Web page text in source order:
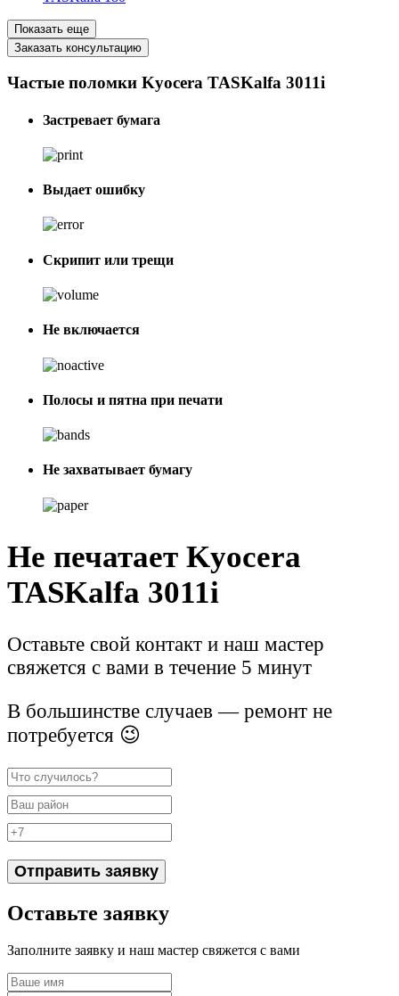
Показать еще
Заказать консультацию
Частые поломки Kyocera TASKalfa 3011i
Застревает бумага
Выдает ошибку
Скрипит или трещи
Не включается
Полосы и пятна при печати
Не захватывает бумагу
Не печатает Kyocera
TASKalfa 3011i
Оставьте свой контакт и наш мастер
свяжется с вами в течение 5 минут
В большинстве случаев — ремонт не
потребуется 😉
Отправить заявку
Оставьте заявку
Заполните заявку и наш мастер свяжется с вами